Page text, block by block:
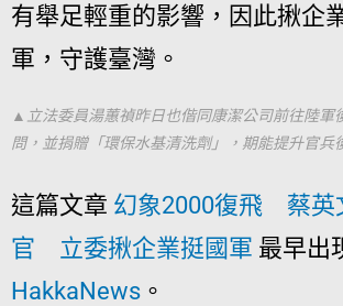
有舉足輕重的影響，因此揪企
軍，守護臺灣。
▲立法委員湯蕙禎昨日也偕同康潔公司前往陸軍
問，並捐贈「環保水基清洗劑」，期能提升官兵
這篇文章 幻象2000復飛 蔡英
官 立委揪企業挺國軍 最早出
HakkaNews 。